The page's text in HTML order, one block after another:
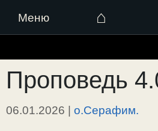
Меню ⌂
к
содержимому
Проповедь
06.01.2026 | о.Серафим.